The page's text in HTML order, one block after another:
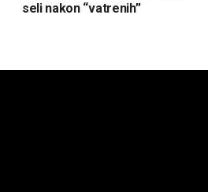
seli nakon “vatrenih”